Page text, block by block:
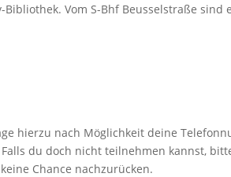
Vom S-Bhf Beusselstraße
hierzu nach Möglichkeit deine
du doch nicht teilnehmen kannst,
Chance nachzurücken.